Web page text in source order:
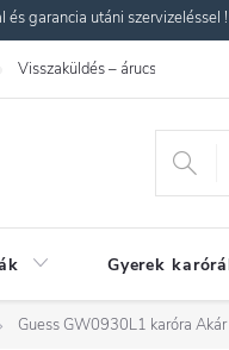
és garancia utáni szervizeléssel
Visszaküldés – árucsere
Gyerek
Guess GW0930L1 karóra